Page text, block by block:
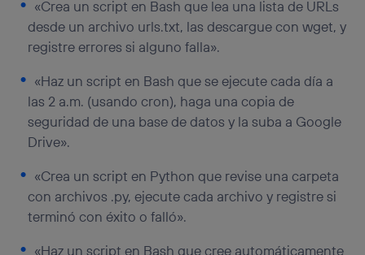
«Crea un script en Bash que lea una lista de URLs
desde un archivo urls.txt, las descargue con wget, y
registre errores si alguno falla».
«Haz un script en Bash que se ejecute cada día a
las 2 a.m. (usando cron), haga una copia de
seguridad de una base de datos y la suba a Google
Drive».
«Crea un script en Python que revise una carpeta
con archivos .py, ejecute cada archivo y registre si
terminó con éxito o falló».
«Haz un script en Bash que cree automáticamente